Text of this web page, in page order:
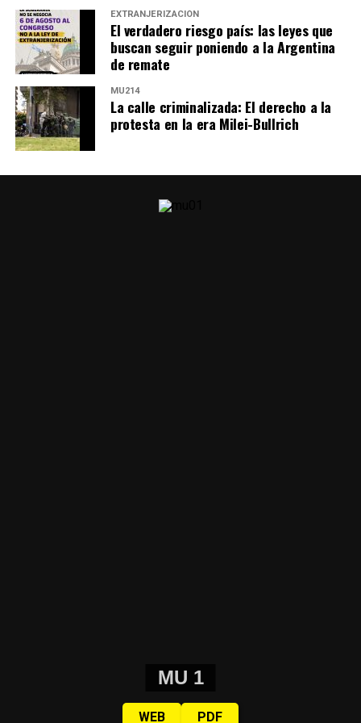
Quizá no sea una suerte, pero casi.
Quizá eso que grita Ni Una Menos sea la providencial
expresión de un acto de fe en ese nosotras que nos
impulsa a salir a las calles de todo el país sin especular
con que esté garantizado de antemano para acudir:
vamos.
EXTRANJERIZACIÓN
El verdadero riesgo país: las leyes que
buscan seguir poniendo a la Argentina
de remate
MU214
La calle criminalizada: El derecho a la
protesta en la era Milei-Bullrich
MU 1
WEB PDF